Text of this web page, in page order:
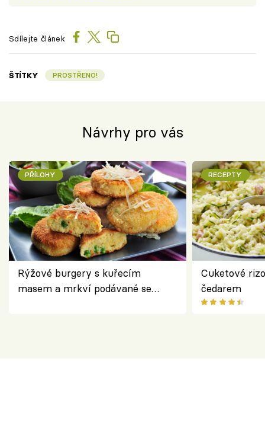
Sdílejte článek
ŠTÍTKY PROSTŘENO!
Návrhy pro vás
PŘÍLOHY
Rýžové burgery s kuřecím
masem a mrkví podávané se
RECEPTY
Cuketové
čedarem